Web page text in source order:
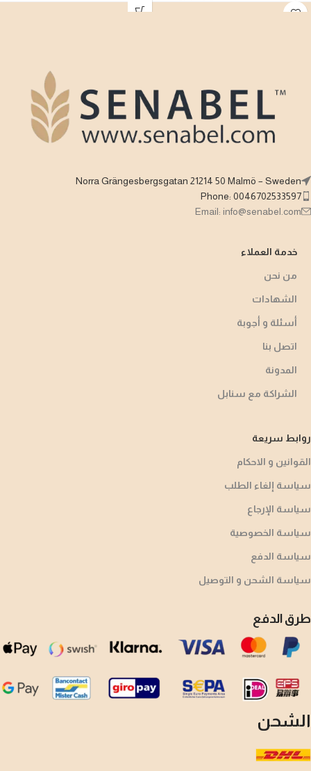
Norra Grängesbergsgatan 21214 50 Malmö – Sweden
Phone: 0046702533597
Email: info@senabel.com
خدمة العملاء
من نحن
الشهادات
أسئلة و أجوبة​
اتصل بنا
المدونة
الشراكة مع سنابل
روابط سريعة
القوانين و الاحكام
سياسة إلغاء الطلب
سياسة الإرجاع
سياسة الخصوصية
سياسة الدفع
سياسة الشحن و التوصيل
طرق الدفع
الشحن